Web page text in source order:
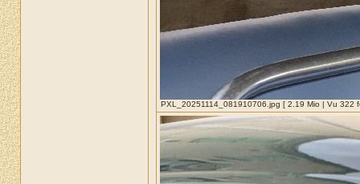
PXL_20251114_081910706.jpg [ 2.19 Mio | Vu 322